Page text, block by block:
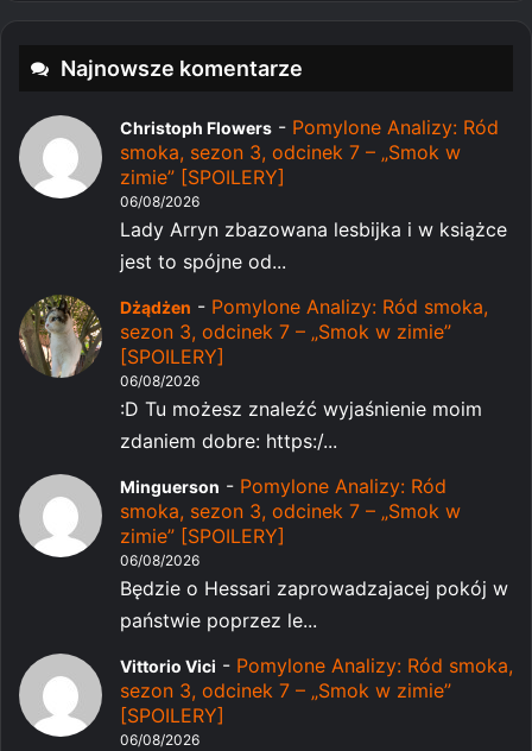
Najnowsze komentarze
Christoph Flowers - Pomylone Analizy: Ród
smoka, sezon 3, odcinek 7 – „Smok w
zimie” [SPOILERY]
06/08/2026
Lady Arryn zbazowana lesbijka i w książce
jest to spójne od...
Dżądżen - Pomylone Analizy: Ród smoka,
sezon 3, odcinek 7 – „Smok w zimie”
[SPOILERY]
06/08/2026
:D Tu możesz znaleźć wyjaśnienie moim
zdaniem dobre: https:/...
Minguerson - Pomylone Analizy: Ród
smoka, sezon 3, odcinek 7 – „Smok w
zimie” [SPOILERY]
06/08/2026
Będzie o Hessari zaprowadzajacej pokój w
państwie poprzez le...
Vittorio Vici - Pomylone Analizy: Ród smoka,
sezon 3, odcinek 7 – „Smok w zimie”
[SPOILERY]
06/08/2026